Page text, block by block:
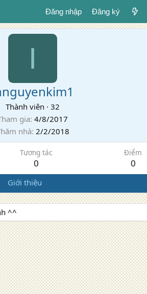
Đăng nhập Đăng ký
I
Thành viên · 32
gia 4/8/2017
nhà 2/2/2018
Tương tác
0
Điểm
0
Giới thiệu
^^